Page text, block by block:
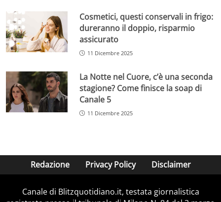
Cosmetici, questi conservali in frigo:
dureranno il doppio, risparmio
assicurato
11 Dicembre 2025
La Notte nel Cuore, c’è una seconda
stagione? Come finisce la soap di
Canale 5
11 Dicembre 2025
Redazione Privacy Policy Disclaimer
Canale di Blitzquotidiano.it, testata giornalistica